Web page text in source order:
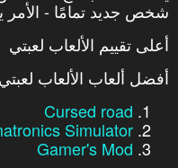
شخص جديد تمامًا - الأمر
أعلى تقييم الألعاب لعبتي
أفضل ألعاب الألعاب
Cursed road
Simulator.
Gamer's Mod